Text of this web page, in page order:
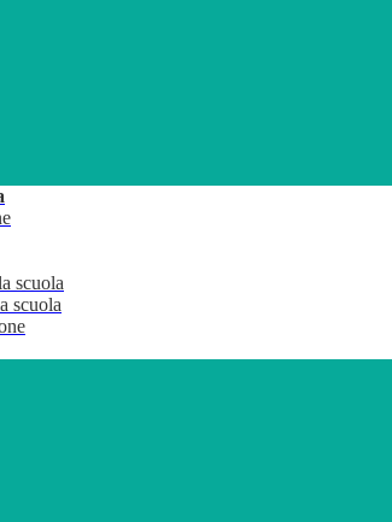
scuola
scuola